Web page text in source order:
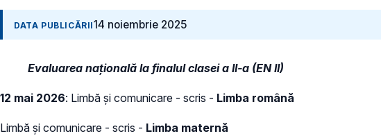
DATA PUBLICĂRII14 noiembrie 2025
Evaluarea națională la finalul clasei a II-a (EN II)
12 mai 2026: Limbă și comunicare - scris - Limba română
Limbă și comunicare - scris - Limba maternă